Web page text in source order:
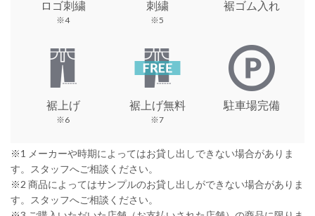
ロゴ刺繍
※4
刺繍
※5
裾ゴム入れ
裾上げ
※6
裾上げ無料
※7
駐車場完備
※1 メーカーや時期によってはお貸し出しできない場合がありま
す。スタッフへご相談ください。
※2 商品によってはサンプルのお貸し出しができない場合がありま
す。スタッフへご相談ください。